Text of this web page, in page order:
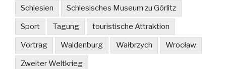
Schlesien Schlesisches Museum zu Görlitz
Sport Tagung touristische Attraktion
Vortrag Waldenburg Wałbrzych Wrocław
Zweiter Weltkrieg